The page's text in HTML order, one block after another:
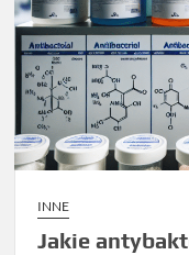
INNE
Jakie